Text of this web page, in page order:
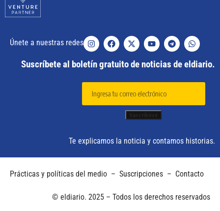
Únete a nuestras redes
Suscríbete al boletín gratuito de noticias de eldiario.
Te explicamos la noticia y contamos historias.
Prácticas y políticas del medio – Suscripciones – Contacto
© eldiario. 2025 – Todos los derechos reservados